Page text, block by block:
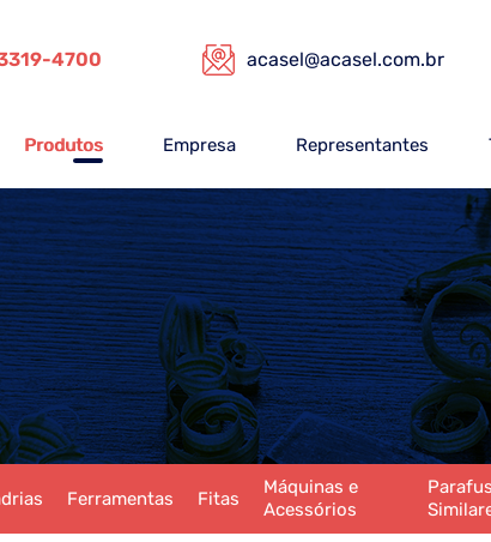
4700 acasel@acasel.com.br
Produtos Empresa Representantes
Ferramentas Fitas
Máquinas e
Acessórios